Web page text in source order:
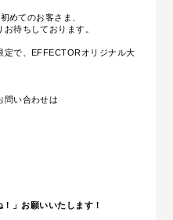
めてのお客さま、
待ちしております。
定で、EFFECTORオリジナル大
問い合わせは
」お願いいたします！